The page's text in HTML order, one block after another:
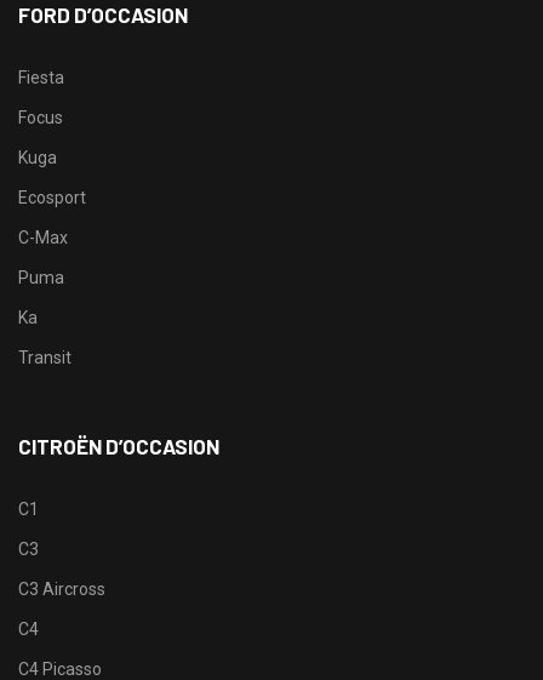
FORD D’OCCASION
Fiesta
Focus
Kuga
Ecosport
C-Max
Puma
Ka
Transit
CITROËN D’OCCASION
C1
C3
C3 Aircross
C4
C4 Picasso